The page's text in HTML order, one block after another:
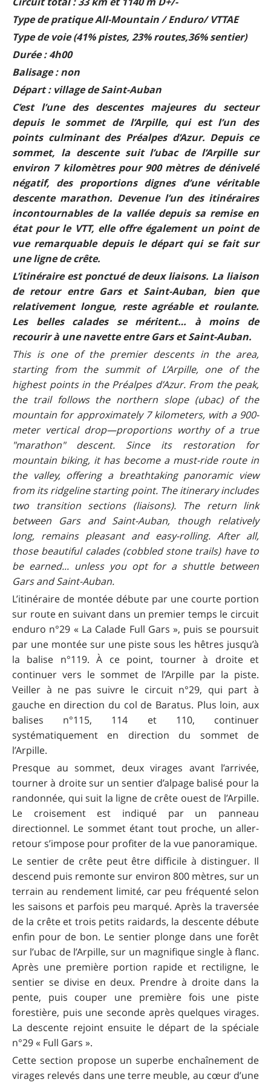
Type de pratique All-Mountain / Enduro/ VTTAE
Type de voie (41% pistes, 23% routes,36% sentier)
Durée : 4h00
Balisage : non
Départ : village de Saint-Auban
C’est l’une des descentes majeures du secteur
depuis le sommet de l’Arpille, qui est l’un des
points culminant des Préalpes d’Azur. Depuis ce
sommet, la descente suit l’ubac de l’Arpille sur
environ 7 kilomètres pour 900 mètres de dénivelé
négatif, des proportions dignes d’une véritable
descente marathon. Devenue l’un des itinéraires
incontournables de la vallée depuis sa remise en
état pour le VTT, elle offre également un point de
vue remarquable depuis le départ qui se fait sur
une ligne de crête.
L’itinéraire est ponctué de deux liaisons. La liaison
de retour entre Gars et Saint-Auban, bien que
relativement longue, reste agréable et roulante.
Les belles calades se méritent… à moins de
recourir à une navette entre Gars et Saint-Auban.
This is one of the premier descents in the area,
starting from the summit of L’Arpille, one of the
highest points in the Préalpes d’Azur. From the peak,
the trail follows the northern slope (ubac) of the
mountain for approximately 7 kilometers, with a 900-
meter vertical drop—proportions worthy of a true
"marathon" descent. Since its restoration for
mountain biking, it has become a must-ride route in
the valley, offering a breathtaking panoramic view
from its ridgeline starting point. The itinerary includes
two transition sections (liaisons). The return link
between Gars and Saint-Auban, though relatively
long, remains pleasant and easy-rolling. After all,
those beautiful calades (cobbled stone trails) have to
be earned... unless you opt for a shuttle between
Gars and Saint-Auban.
L’itinéraire de montée débute par une courte portion
sur route en suivant dans un premier temps le circuit
enduro n°29 « La Calade Full Gars », puis se poursuit
par une montée sur une piste sous les hêtres jusqu’à
la balise n°119. À ce point, tourner à droite et
continuer vers le sommet de l’Arpille par la piste.
Veiller à ne pas suivre le circuit n°29, qui part à
gauche en direction du col de Baratus. Plus loin, aux
balises n°115, 114 et 110, continuer
systématiquement en direction du sommet de
l’Arpille.
Presque au sommet, deux virages avant l’arrivée,
tourner à droite sur un sentier d’alpage balisé pour la
randonnée, qui suit la ligne de crête ouest de l’Arpille.
Le croisement est indiqué par un panneau
directionnel. Le sommet étant tout proche, un aller-
retour s’impose pour profiter de la vue panoramique.
Le sentier de crête peut être difficile à distinguer. Il
descend puis remonte sur environ 800 mètres, sur un
terrain au rendement limité, car peu fréquenté selon
les saisons et parfois peu marqué. Après la traversée
de la crête et trois petits raidards, la descente débute
enfin pour de bon. Le sentier plonge dans une forêt
sur l’ubac de l’Arpille, sur un magnifique single à flanc.
Après une première portion rapide et rectiligne, le
sentier se divise en deux. Prendre à droite dans la
pente, puis couper une première fois une piste
forestière, puis une seconde après quelques virages.
La descente rejoint ensuite le départ de la spéciale
n°29 « Full Gars ».
Cette section propose un superbe enchaînement de
virages relevés dans une terre meuble, au cœur d’une